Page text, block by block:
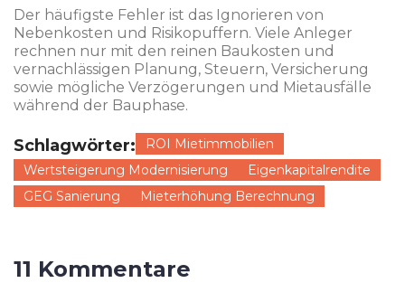
Der häufigste Fehler ist das Ignorieren von
Nebenkosten und Risikopuffern. Viele Anleger
rechnen nur mit den reinen Baukosten und
vernachlässigen Planung, Steuern, Versicherung
sowie mögliche Verzögerungen und Mietausfälle
während der Bauphase.
Schlagwörter:
ROI Mietimmobilien
Wertsteigerung Modernisierung
Eigenkapitalrendite
GEG Sanierung
Mieterhöhung Berechnung
11 Kommentare